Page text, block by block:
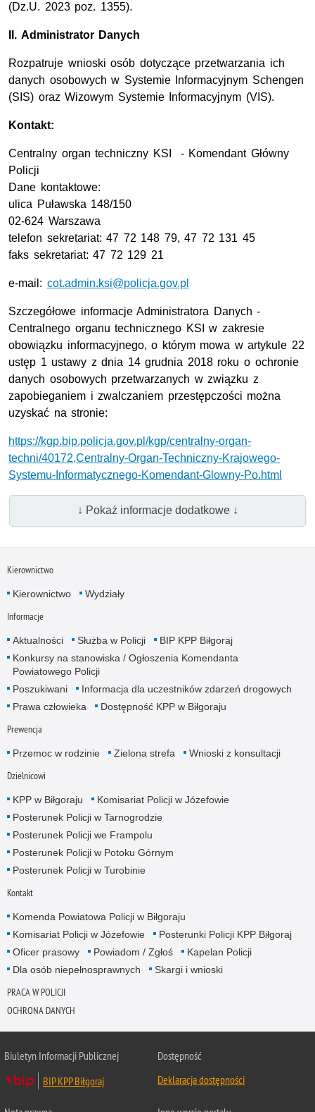
(Dz.U. 2023 poz. 1355).
II. Administrator Danych
Rozpatruje wnioski osób dotyczące przetwarzania ich
danych osobowych w Systemie Informacyjnym Schengen
(SIS) oraz Wizowym Systemie Informacyjnym (VIS).
Kontakt:
Centralny organ techniczny KSI - Komendant Główny
Policji
Dane kontaktowe:
ulica Puławska 148/150
02-624 Warszawa
telefon sekretariat: 47 72 148 79, 47 72 131 45
faks sekretariat: 47 72 129 21
e-mail: cot.admin.ksi@policja.gov.pl
Szczegółowe informacje Administratora Danych -
Centralnego organu technicznego KSI w zakresie
obowiązku informacyjnego, o którym mowa w artykule 22
ustęp 1 ustawy z dnia 14 grudnia 2018 roku o ochronie
danych osobowych przetwarzanych w związku z
zapobieganiem i zwalczaniem przestępczości można
uzyskać na stronie:
https://kgp.bip.policja.gov.pl/kgp/centralny-organ-
techni/40172,Centralny-Organ-Techniczny-Krajowego-
Systemu-Informatycznego-Komendant-Glowny-Po.html
↓ Pokaż informacje dodatkowe ↓
Kierownictwo
Kierownictwo Wydziały
Informacje
Aktualności Służba w Policji
BIP KPP Biłgoraj
Konkursy na stanowiska / Ogłoszenia Komendanta
Powiatowego Policji
Poszukiwani
Informacja dla uczestników zdarzeń drogowych
Prawa człowieka
Dostępność KPP w Biłgoraju
Prewencja
Przemoc w rodzinie Zielona strefa Wnioski z konsultacji
Dzielnicowi
KPP w Biłgoraju
Komisariat Policji w Józefowie
Posterunek Policji w Tarnogrodzie
Posterunek Policji we Frampolu
Posterunek Policji w Potoku Górnym
Posterunek Policji w Turobinie
Kontakt
Komenda Powiatowa Policji w Biłgoraju
Komisariat Policji w Józefowie
Posterunki Policji KPP Biłgoraj
Oficer prasowy
Powiadom / Zgłoś
Kapelan Policji
Dla osób niepełnosprawnych
Skargi i wnioski
PRACA W POLICJI
OCHRONA DANYCH
Biuletyn Informacji Publicznej
BIP KPP Biłgoraj
Dostępność
Deklaracja dostępności